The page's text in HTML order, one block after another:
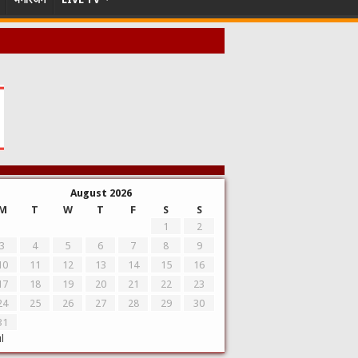
August 2026
T W T F S
S
1
2
3
4 5 6 7 8
9
11 12 13 14 15
16
18 19 20 21 22
23
25 26 27 28 29
30